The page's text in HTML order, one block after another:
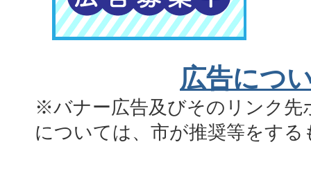
広告につ
※バナー広告及びそのリンク先
については、市が推奨等をす